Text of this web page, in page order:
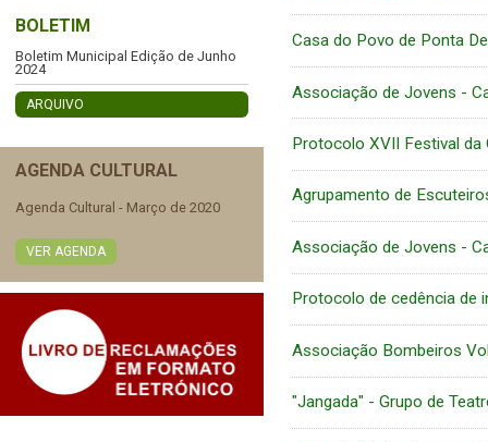
BOLETIM
Boletim Municipal Edição de Junho
2024
ARQUIVO
AGENDA CULTURAL
Agenda Cultural - Março de 2020
VER AGENDA
Casa do Povo de Ponta
Associação de Jovens -
Protocolo XVII Festival da
Agrupamento de
Associação de Jovens -
Protocolo de cedência
Associação Bombeiros
"Jangada" - Grupo de